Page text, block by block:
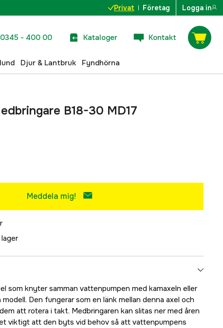
Privat Företag Logga in
0345 - 400 00 Kataloger Kontakt
Djur & Lantbruk Fyndhörna
B18-30 MD17
Meddela mig!
som knyter samman vattenpumpen med kamaxeln eller
Den fungerar som en länk mellan denna axel och
att rotera i takt. Medbringaren kan slitas ner med åren
viktigt att den byts vid behov så att vattenpumpens